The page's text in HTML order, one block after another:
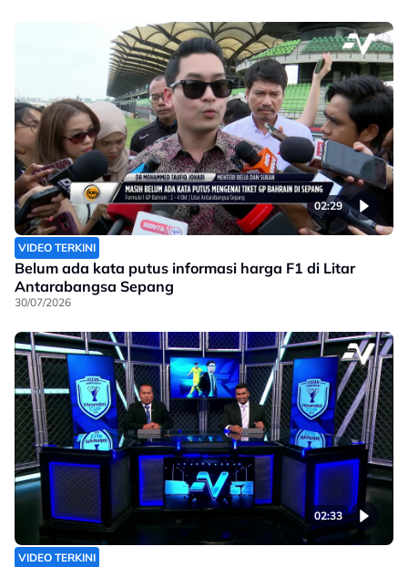
02:29
VIDEO TERKINI
Belum ada kata putus informasi harga F1 di Litar
Antarabangsa Sepang
30/07/2026
02:33
VIDEO TERKINI